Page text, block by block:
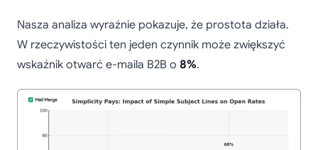
Nasza analiza wyraźnie pokazuje, że prostota działa.
W rzeczywistości ten jeden czynnik może zwiększyć
wskaźnik otwarć e-maila B2B o 8%.